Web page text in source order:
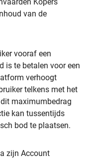
van de
vooraf een
is te betalen voor een
verhoogt
telkens met het
maximumbedrag
kan tussentijds
bod te plaatsen.
zijn Account